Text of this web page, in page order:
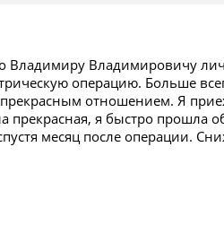
Владимиру Владимировичу
операцию. Больше
отношением. Я
прекрасная, я быстро прошла
месяц после операции.